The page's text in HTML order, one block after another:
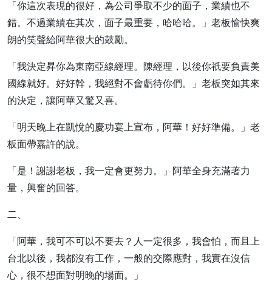
「你這次表現的很好，為公司爭取不少的面子，業績也不
錯。不過業績在其次，面子最重要，哈哈哈。」老板愉快爽
朗的笑聲給阿華很大的鼓勵。
「我決定昇你為東南亞線經理。陳經理，以後你祇要負責美
國線就好。好好幹，我絕對不會虧待你們。」老板突如其來
的決定，讓阿華又驚又喜。
「明天晚上在凱悅的慶功宴上宣布，阿華！好好準備。」老
板面帶嘉許的說。
「是！謝謝老板，我一定會更努力。」阿華全身充滿著力
量，興奮的回答。
二、
「阿華，我可不可以不要去？人一定很多，我會怕，而且上
台北以後，我都沒有工作，一般的交際應對，我實在沒信
心，很不想面對明晚的場面。」